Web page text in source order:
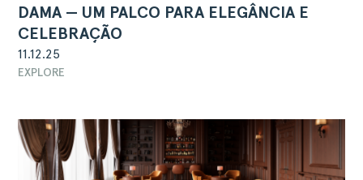
DAMA — UM PALCO PARA ELEGÂNCIA E
CELEBRAÇÃO
11.12.25
EXPLORE